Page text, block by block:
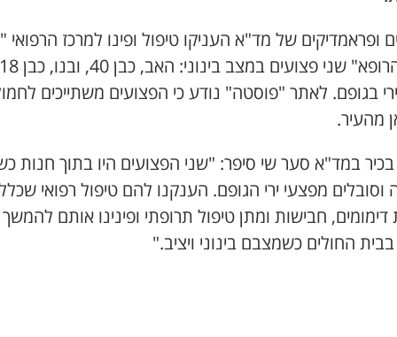
ופראמדיקים של מד"א העניקו טיפול ופינו למרכז הרפואי
בגופם. לאתר "פוסטה" נודע כי הפצועים משתייכים
מהעיר.
במד"א סער שי סיפר: "שני הפצועים היו בתוך חנות
וסובלים מפצעי ירי הגופם. הענקנו להם טיפול רפואי
דימומים, חבישות ומתן טיפול תרופתי ופינינו אותם להמשך
בבית החולים כשמצבם בינוני ויציב."